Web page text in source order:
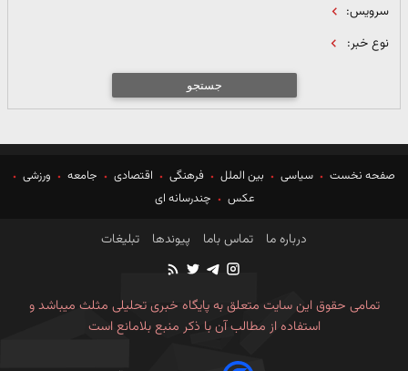
سرویس:
نوع خبر:
جستجو
صفحه نخست سیاسی بین الملل فرهنگی اقتصادی جامعه
ورزشی
عکس
چندرسانه ای
درباره ما تماس باما پیوندها تبلیغات
تمامی حقوق این سایت متعلق به پایگاه خبری تحلیلی مثلث میباشد و
استفاده از مطالب آن با ذکر منبع بلامانع است